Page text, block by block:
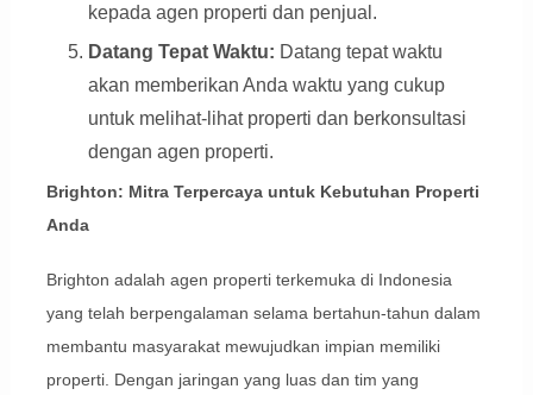
kepada agen properti dan penjual.
Datang Tepat Waktu: Datang tepat waktu
akan memberikan Anda waktu yang cukup
untuk melihat-lihat properti dan berkonsultasi
dengan agen properti.
Brighton: Mitra Terpercaya untuk Kebutuhan Properti
Anda
Brighton adalah agen properti terkemuka di Indonesia
yang telah berpengalaman selama bertahun-tahun dalam
membantu masyarakat mewujudkan impian memiliki
properti. Dengan jaringan yang luas dan tim yang